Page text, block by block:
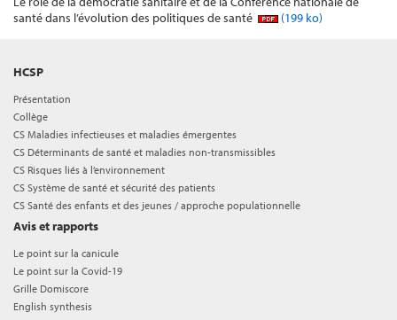
santé dans l’évolution des politiques de santé
(199 ko)
HCSP
Présentation
Collège
CS Maladies infectieuses et maladies émergentes
CS Déterminants de santé et maladies non-transmissibles
CS Risques liés à l’environnement
CS Système de santé et sécurité des patients
CS Santé des enfants et des jeunes / approche populationnelle
Avis et rapports
Le point sur la canicule
Le point sur la Covid-19
Grille Domiscore
English synthesis